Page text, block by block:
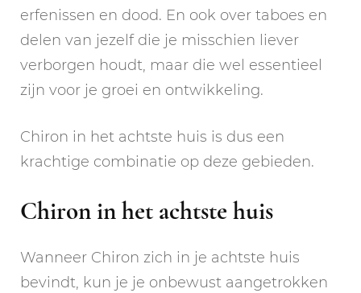
erfenissen en dood. En ook over taboes en
delen van jezelf die je misschien liever
verborgen houdt, maar die wel essentieel
zijn voor je groei en ontwikkeling.
Chiron in het achtste huis is dus een
krachtige combinatie op deze gebieden.
Chiron in het achtste huis
Wanneer Chiron zich in je achtste huis
bevindt, kun je je onbewust aangetrokken